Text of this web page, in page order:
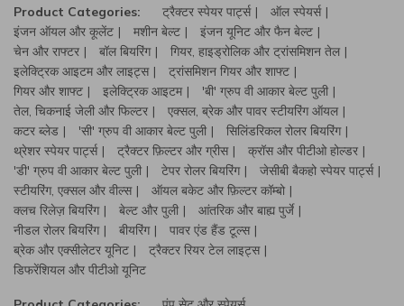
Product Categories: ट्रैक्टर स्पेयर पार्ट्स
ऑल स्पेयर्स
इंजन ऑयल और कूलेंट
मशीन बेल्ट
इंजन यूनिट और फैन बेल्ट
चेन और राफ्टर
बॉल बियरिंग
गियर, हाइड्रोलिक और ट्रांसमिशन तेल
इलेक्ट्रिक आइटम और लाइट्स
ट्रांसमिशन गियर और शाफ्ट
गियर और शाफ्ट
इलेक्ट्रिक आइटम
'बी' ग्रुप वी आकार बेल्ट पुली
तेल, चिकनाई जेली और फिल्टर
एक्सल, ब्रेक और पावर स्टीयरिंग ऑयल
कटर ब्लेड
'सी' ग्रुप वी आकार बेल्ट पुली
सिलिंडरिकल रोलर बियरिंग
थ्रेशर स्पेयर पार्ट्स
ट्रैक्टर फ़िल्टर और ग्रीस
क्रॉस और पीटीओ होल्डर
'डी' ग्रुप वी आकार बेल्ट पुली
टेपर रोलर बियरिंग
जेसीबी बैकहो स्पेयर पार्ट्स
स्टीयरिंग, एक्सल और वील्स
ऑयल बकेट और फ़िल्टर कॉम्बो
क्लच रिलेज़ बियरिंग
बेल्ट और पुली
आंतरिक और बाह्य पुर्जे
नीडल रोलर बियरिंग
बीयरिंग
पावर एंड हैंड टूल्स
ब्रेक और एक्सीलेटर यूनिट
ट्रैक्टर रियर टेल लाइट्स
डिफरेंशियल और पीटीओ यूनिट